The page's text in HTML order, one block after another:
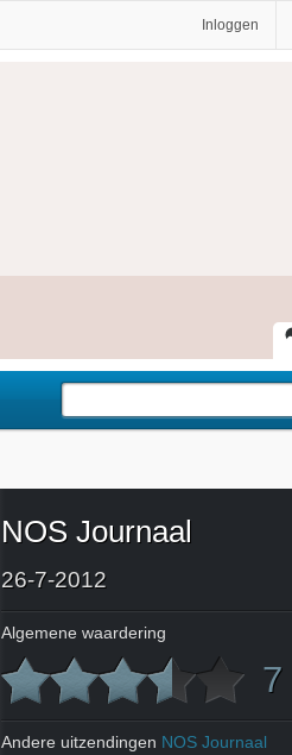
Inloggen
NOS Journaal
26-7-2012
Algemene waardering
7
Andere uitzendingen NOS Journaal